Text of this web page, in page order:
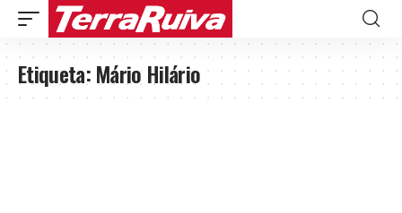
Etiqueta:Mário Hilário